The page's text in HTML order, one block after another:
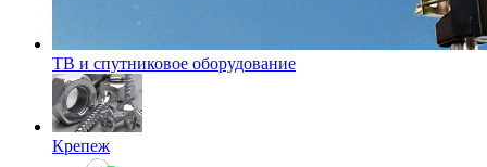
ТВ и спутниковое оборудование
Крепеж